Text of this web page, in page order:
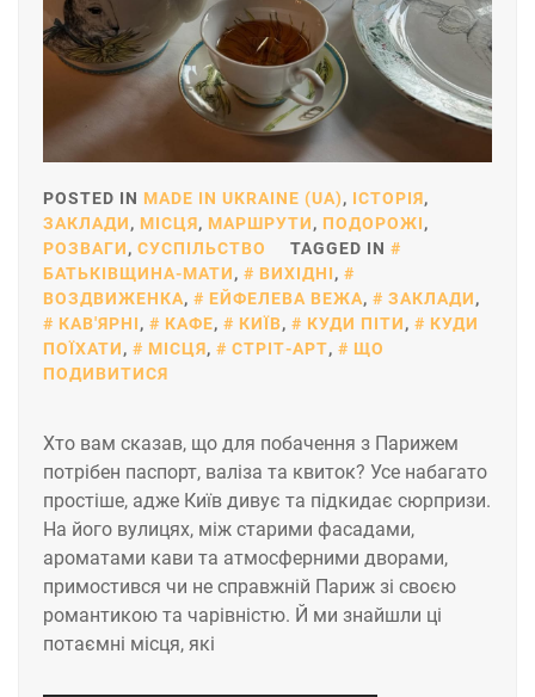
POSTED IN MADE IN UKRAINE (UA), ІСТОРІЯ,
ЗАКЛАДИ, МІСЦЯ, МАРШРУТИ, ПОДОРОЖІ,
РОЗВАГИ, СУСПІЛЬСТВО
TAGGED IN
БАТЬКІВЩИНА-МАТИ, ВИХІДНІ,
ВОЗДВИЖЕНКА, ЕЙФЕЛЕВА ВЕЖА, ЗАКЛАДИ,
КАВ'ЯРНІ, КАФЕ, КИЇВ, КУДИ ПІТИ,
КУДИ
ПОЇХАТИ, МІСЦЯ, СТРІТ-АРТ,
ЩО
ПОДИВИТИСЯ
Хто вам сказав, що для побачення з Парижем
потрібен паспорт, валіза та квиток? Усе набагато
простіше, адже Київ дивує та підкидає сюрпризи.
На його вулицях, між старими фасадами,
ароматами кави та атмосферними дворами,
примостився чи не справжній Париж зі своєю
романтикою та чарівністю. Й ми знайшли ці
потаємні місця, які